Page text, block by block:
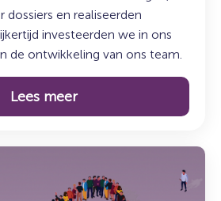
dossiers en realiseerden
investeerden we in ons
de ontwikkeling van ons team.
Lees meer